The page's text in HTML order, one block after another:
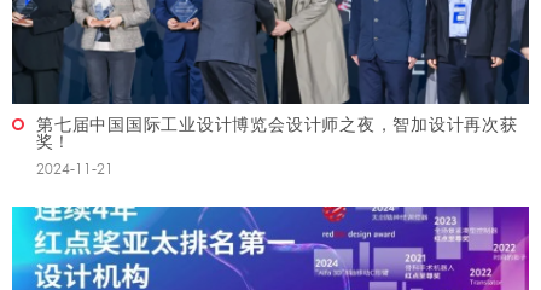
第七届中国国际工业设计博览会设计师之夜，智加设计再次获
奖！
2024-11-21